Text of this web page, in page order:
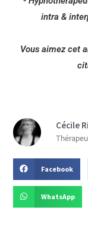
intra &
Vous aimez cet
Cécile
Facebook
WhatsApp